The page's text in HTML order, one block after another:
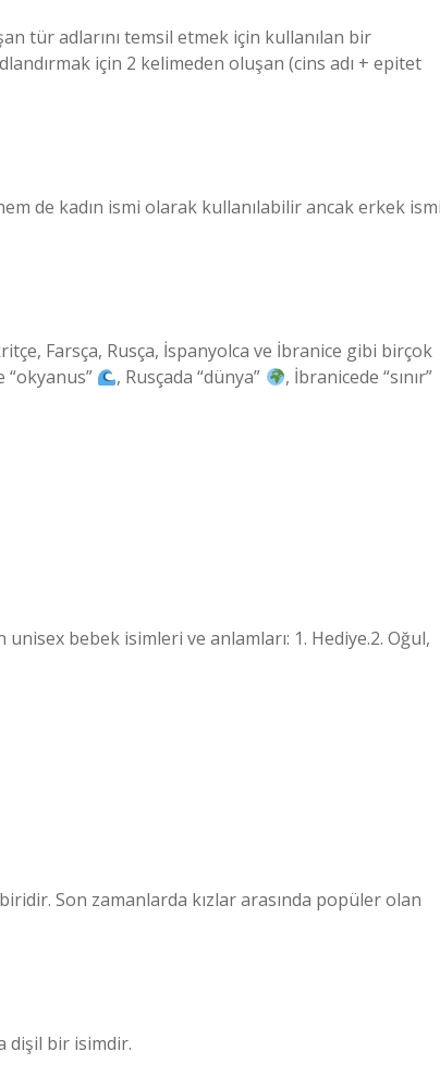
tür adlarını temsil etmek için kullanılan bir
için 2 kelimeden oluşan (cins adı + epitet
de kadın ismi olarak kullanılabilir ancak erkek
Farsça, Rusça, İspanyolca ve İbranice gibi birçok
“okyanus” , Rusçada “dünya”
, İbranicede “sınır”
bebek isimleri ve anlamları: 1. Hediye.2. Oğul,
Son zamanlarda kızlar arasında popüler olan
dişil bir isimdir.